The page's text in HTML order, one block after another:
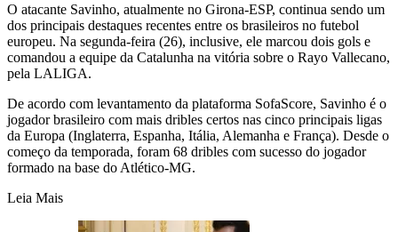
O atacante Savinho, atualmente no Girona-ESP, continua sendo um
dos principais destaques recentes entre os brasileiros no futebol
europeu. Na segunda-feira (26), inclusive, ele marcou dois gols e
comandou a equipe da Catalunha na vitória sobre o Rayo Vallecano,
pela LALIGA.
De acordo com levantamento da plataforma SofaScore, Savinho é o
jogador brasileiro com mais dribles certos nas cinco principais ligas
da Europa (Inglaterra, Espanha, Itália, Alemanha e França). Desde o
começo da temporada, foram 68 dribles com sucesso do jogador
formado na base do Atlético-MG.
Leia Mais